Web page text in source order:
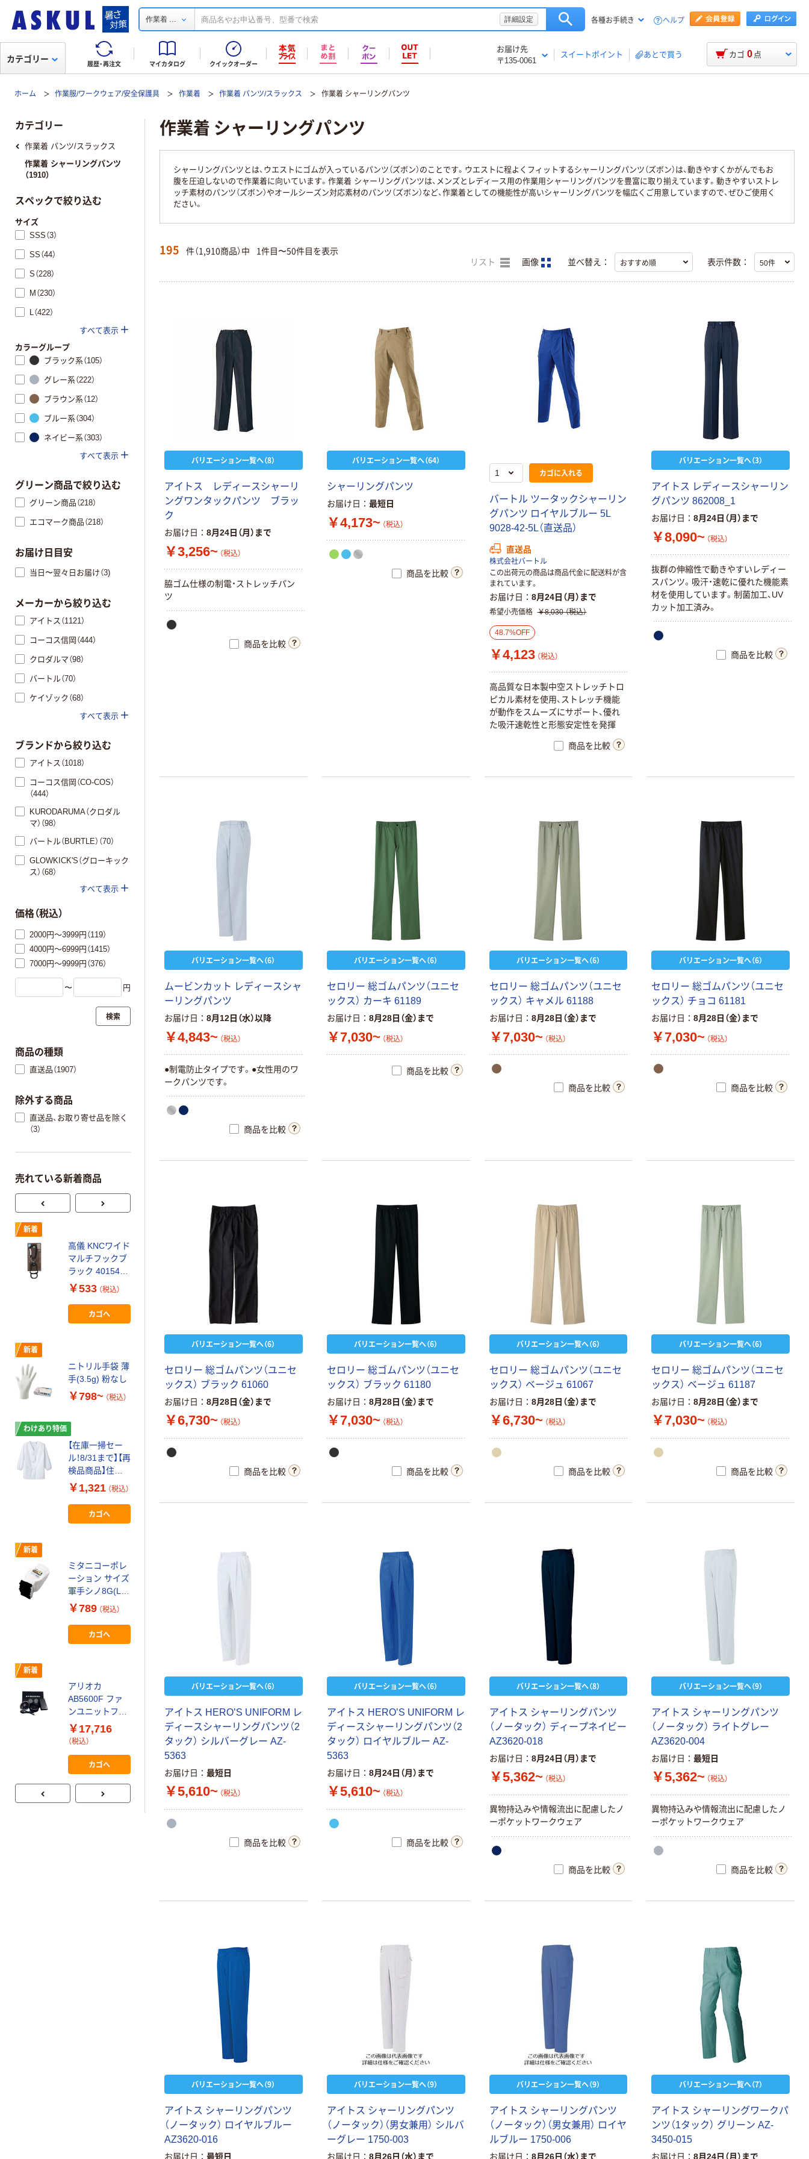
作業着 ... 詳細設定 各種お手続き ヘルプ
履歴・再注文 マイカタログ クイックオーダー
お届け先
〒135-0061
スイートポイント あとで買う
カテゴリー カゴ 0 点
ホーム 作業服/ワークウェア/安全保護具 作業着 作業着 パンツ/スラックス 作業着 シャーリングパンツ
作業着 シャーリングパンツ
シャーリングパンツとは、ウエストにゴムが入っているパンツ（ズボン）のことです。ウエストに程よくフィットするシャーリングパンツ（ズボン）は、動きやすくかがんでもお
腹を圧迫しないので作業着に向いています。作業着 シャーリングパンツは、メンズとレディース用の作業用シャーリングパンツを豊富に取り揃えています。動きやすいストレ
ッチ素材のパンツ（ズボン）やオールシーズン対応素材のパンツ（ズボン）など、作業着としての機能性が高いシャーリングパンツを幅広くご用意していますので、ぜひご使用く
ださい。
195 件（1,910商品）中 1件目〜50件目を表示
リスト 画像 並べ替え： 表示件数：
バリエーション一覧へ（8）
アイトス レディースシャーリ
ングワンタックパンツ ブラッ
ク
お届け日 8月24日（月）まで
￥3,256~ （税込）
脇ゴム仕様の制電・ストレッチパン
ツ
商品を比較
バリエーション一覧へ（64）
シャーリングパンツ
お届け日 最短日
￥4,173~ （税込）
商品を比較
カゴに入れる
バートル ツータックシャーリン
グパンツ ロイヤルブルー 5L
9028-42-5L（直送品）
直送品
株式会社バートル
この出荷元の商品は商品代金に配送料が含
まれています。
お届け日 8月24日（月）まで
希望小売価格 ￥8,030 （税込）
48.7%OFF
￥4,123 （税込）
高品質な日本製中空ストレッチトロ
ピカル素材を使用、ストレッチ機能
が動作をスムーズにサポート、優れ
た吸汗速乾性と形態安定性を発揮
商品を比較
バリエーション一覧へ（3）
アイトス レディースシャーリン
グパンツ 862008_1
お届け日 8月24日（月）まで
￥8,090~ （税込）
抜群の伸縮性で動きやすいレディー
スパンツ。吸汗・速乾に優れた機能素
材を使用しています。制菌加工、UV
カット加工済み。
商品を比較
バリエーション一覧へ（6）
ムービンカット レディースシャ
ーリングパンツ
お届け日 8月12日（水）以降
￥4,843~ （税込）
●制電防止タイプです。●女性用のワ
ークパンツです。
商品を比較
バリエーション一覧へ（6）
セロリー 総ゴムパンツ（ユニセ
ックス） カーキ 61189
お届け日 8月28日（金）まで
￥7,030~ （税込）
商品を比較
バリエーション一覧へ（6）
セロリー 総ゴムパンツ（ユニセ
ックス） キャメル 61188
お届け日 8月28日（金）まで
￥7,030~ （税込）
商品を比較
バリエーション一覧へ（6）
セロリー 総ゴムパンツ（ユニセ
ックス） チョコ 61181
お届け日 8月28日（金）まで
￥7,030~ （税込）
商品を比較
バリエーション一覧へ（6）
セロリー 総ゴムパンツ（ユニセ
ックス） ブラック 61060
お届け日 8月28日（金）まで
￥6,730~ （税込）
商品を比較
バリエーション一覧へ（6）
セロリー 総ゴムパンツ（ユニセ
ックス） ブラック 61180
お届け日 8月28日（金）まで
￥7,030~ （税込）
商品を比較
バリエーション一覧へ（6）
セロリー 総ゴムパンツ（ユニセ
ックス） ベージュ 61067
お届け日 8月28日（金）まで
￥6,730~ （税込）
商品を比較
バリエーション一覧へ（6）
セロリー 総ゴムパンツ（ユニセ
ックス） ベージュ 61187
お届け日 8月28日（金）まで
￥7,030~ （税込）
商品を比較
バリエーション一覧へ（6）
アイトス HERO’S UNIFORM レ
ディースシャーリングパンツ（2
タック） シルバーグレー AZ-
5363
お届け日 最短日
￥5,610~ （税込）
商品を比較
バリエーション一覧へ（6）
アイトス HERO’S UNIFORM レ
ディースシャーリングパンツ（2
タック） ロイヤルブルー AZ-
5363
お届け日 8月24日（月）まで
￥5,610~ （税込）
商品を比較
バリエーション一覧へ（8）
アイトス シャーリングパンツ
（ノータック） ディープネイビー
AZ3620-018
お届け日 8月24日（月）まで
￥5,362~ （税込）
異物持込みや情報流出に配慮したノ
ーポケットワークウェア
商品を比較
バリエーション一覧へ（9）
アイトス シャーリングパンツ
（ノータック） ライトグレー
AZ3620-004
お届け日 最短日
￥5,362~ （税込）
異物持込みや情報流出に配慮したノ
ーポケットワークウェア
商品を比較
バリエーション一覧へ（9）
アイトス シャーリングパンツ
（ノータック） ロイヤルブルー
AZ3620-016
お届け日 最短日
バリエーション一覧へ（9）
アイトス シャーリングパンツ
（ノータック）（男女兼用） シルバ
ーグレー 1750-003
お届け日 8月26日（水）まで
バリエーション一覧へ（9）
アイトス シャーリングパンツ
（ノータック）（男女兼用） ロイヤ
ルブルー 1750-006
お届け日 8月26日（水）まで
バリエーション一覧へ（7）
アイトス シャーリングワークパ
ンツ（1タック） グリーン AZ-
3450-015
お届け日 8月24日（月）まで
カテゴリー
作業着 パンツ/スラックス
作業着 シャーリングパンツ
（1910）
スペックで絞り込む
サイズ
SSS（3）
SS（44）
S（228）
M（230）
L（422）
すべて表示
カラーグループ
ブラック系（105）
グレー系（222）
ブラウン系（12）
ブルー系（304）
ネイビー系（303）
すべて表示
グリーン商品で絞り込む
グリーン商品（218）
エコマーク商品（218）
お届け日目安
当日〜翌々日お届け（3)
メーカーから絞り込む
アイトス（1121）
コーコス信岡（444）
クロダルマ（98）
バートル（70）
ケイゾック（68）
すべて表示
ブランドから絞り込む
アイトス（1018）
コーコス信岡（CO-COS）
（444）
KURODARUMA（クロダル
マ）（98）
バートル（BURTLE）（70）
GLOWKICK'S（グローキック
ス）（68）
すべて表示
価格（税込）
2000円～3999円（119）
4000円～6999円（1415）
7000円～9999円（376）
〜 円
検索
商品の種類
直送品（1907）
除外する商品
直送品、お取り寄せ品を除く
（3）
売れている新着商品
新着
高儀 KNCワイド
マルチフックブ
ラック 4015410
1個（直送品）
￥533 （税込）
カゴへ
新着
ニトリル手袋 薄
手(3.5g) 粉なし
￥798~ （税込）
わけあり特価
【在庫一掃セー
ル！8/31まで】【再
検品商品】住商
モンブラン 調理
衣 レディス 長
袖 エコ 白 LL 1-
411 1枚（わけあ
￥1,321 （税込）
カゴへ
新着
ミタニコーポレ
ーション サイズ
軍手シノ8G(LL)
202399 1袋(12
￥789 （税込）
カゴへ
新着
アリオカ
AB5600F ファ
ンユニットフル
セット 1個（直送
品）
￥17,716
（税込）
カゴへ
【在庫一掃セー
ル！8/31まで】【再
検品商品】住商
モンブラン コッ
クコート 兼用
長袖 白 M 6-
1031 1枚（わけ
あり品）
￥2,612
カゴへ
新着
ミタニコーポレ
ーション お買得
スベリ止め手袋
12双組(小さめ)
白 230089 1袋
￥1,019
高儀 KNCワイド
マルチフックブ
ラック 4015410
1個（直送品）
（税込）
ニトリル手袋 薄
手(3.5g) 粉なし
￥798~ （税込）
ル！8/31まで】【再
ミタニコーポレ
ーション サイズ
軍手シノ8G(LL)
202399 1袋(12
双入)（直送品）
アリオカ
AB5600F ファ
ンユニットフル
セット 1個（直送
品）
￥17,716
（税込）